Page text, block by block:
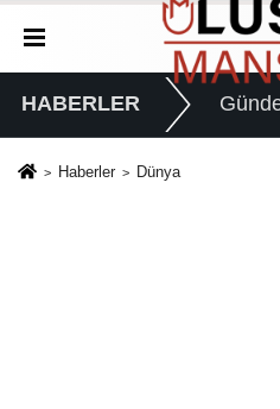
HABERLER
Haberler Dünya